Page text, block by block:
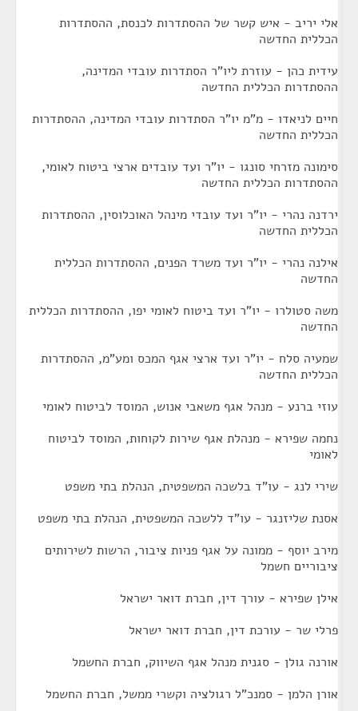
אלי יריב - איש קשר של ההסתדרות לכנסת, ההסתדרות
הכללית החדשה
עידית כהן - עוזרת ליו"ר הסתדרות עובדי המדינה,
ההסתדרות הכללית החדשה
חיים לניאדו - מ"מ יו"ר הסתדרות עובדי המדינה, ההסתדרות
הכללית החדשה
סימונה מזרחי סונגו - יו"ר ועד עובדים ארצי ביטוח לאומי,
ההסתדרות הכללית החדשה
ירדנה נהרי - יו"ר ועד עובדי מינהל האוכלוסין, ההסתדרות
הכללית החדשה
אילנה נהרי - יו"ר ועד משרד הפנים, ההסתדרות הכללית
החדשה
משה סטולרו - יו"ר ועד ביטוח לאומי יפו, ההסתדרות הכללית
החדשה
שמעיה סלח - יו"ר ועד ארצי אגף המכס ומע"מ, ההסתדרות
הכללית החדשה
עוזי ברנע - מנהל אגף משאבי אנוש, המוסד לביטוח לאומי
נחמה שפירא - מנהלת אגף שירות לקוחות, המוסד לביטוח
לאומי
שירי לנג - עו"ד בלשכה המשפטית, הנהלת בתי משפט
אסנת שליזנגר - עו"ד ללשכה המשפטית, הנהלת בתי משפט
מירב יוסף - ממונה על אגף פניות ציבור, הרשות לשירותים
ציבוריים חשמל
אילן שפירא - עורך דין, חברת דואר ישראל
פרלי שר - עורכת דין, חברת דואר ישראל
אורנה גולן - סגנית מנהל אגף השיווק, חברת החשמל
אורן הלמן - סמנכ"ל רגולציה וקשרי ממשל, חברת החשמל